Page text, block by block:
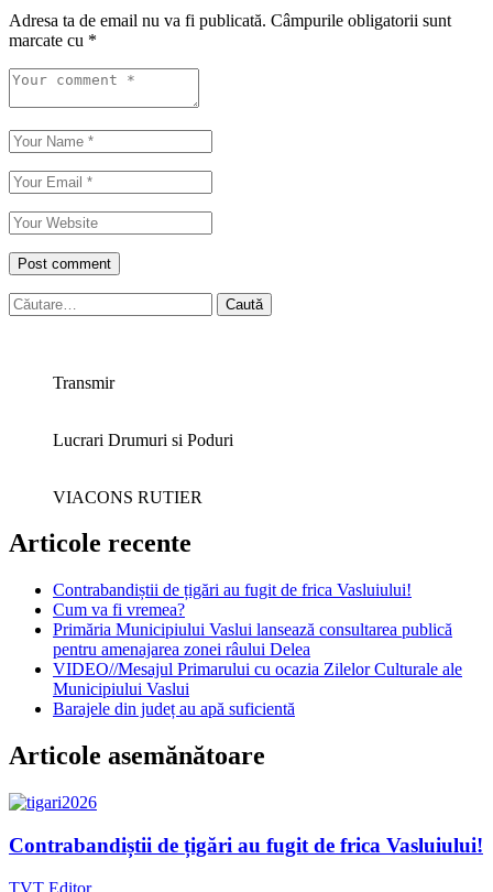
Adresa ta de email nu va fi publicată. Câmpurile obligatorii sunt
marcate cu *
Caută
după:
Transmir
Lucrari Drumuri si Poduri
VIACONS RUTIER
Articole recente
Contrabandiștii de țigări au fugit de frica Vasluiului!
Cum va fi vremea?
Primăria Municipiului Vaslui lansează consultarea publică
pentru amenajarea zonei râului Delea
VIDEO//Mesajul Primarului cu ocazia Zilelor Culturale ale
Municipiului Vaslui
Barajele din județ au apă suficientă
Articole asemănătoare
Contrabandiștii de țigări au fugit de frica Vasluiului!
TVT Editor